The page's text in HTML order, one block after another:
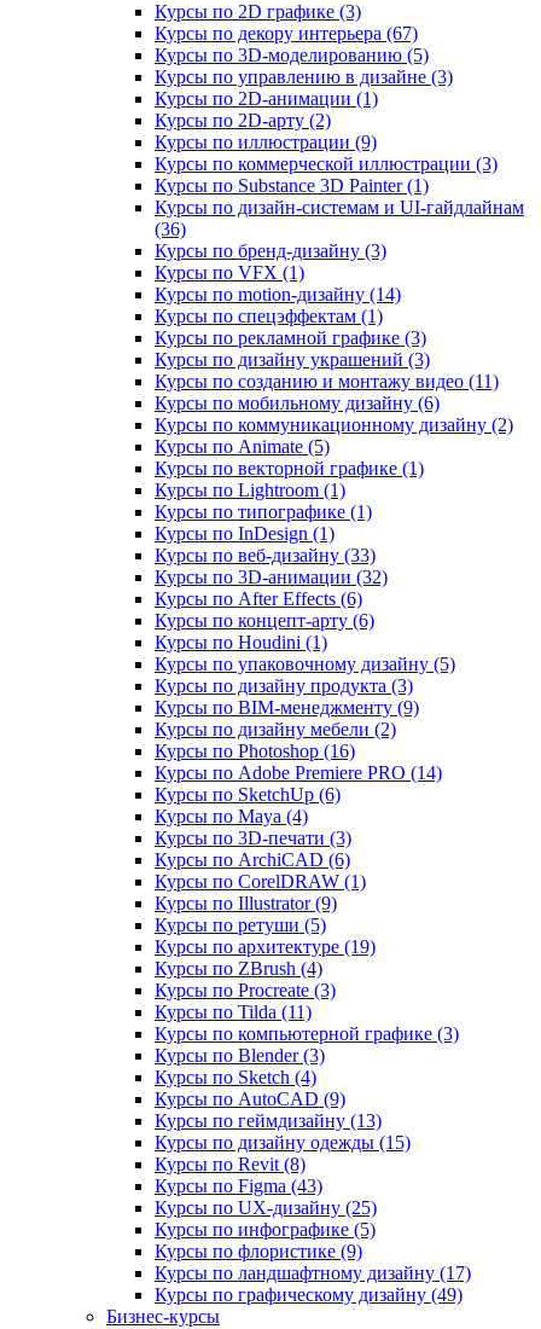
Курсы по 2D графике (3)
Курсы по декору интерьера (67)
Курсы по 3D‑моделированию (5)
Курсы по управлению в дизайне (3)
Курсы по 2D‑анимации (1)
Курсы по 2D‑арту (2)
Курсы по иллюстрации (9)
Курсы по коммерческой иллюстрации (3)
Курсы по Substance 3D Painter (1)
Курсы по дизайн-системам и UI-гайдлайнам
(36)
Курсы по бренд‑дизайну (3)
Курсы по VFX (1)
Курсы по motion-дизайну (14)
Курсы по спецэффектам (1)
Курсы по рекламной графике (3)
Курсы по дизайну украшений (3)
Курсы по созданию и монтажу видео (11)
Курсы по мобильному дизайну (6)
Курсы по коммуникационному дизайну (2)
Курсы по Animate (5)
Курсы по векторной графике (1)
Курсы по Lightroom (1)
Курсы по типографике (1)
Курсы по InDesign (1)
Курсы по веб‑дизайну (33)
Курсы по 3D‑анимации (32)
Курсы по After Effects (6)
Курсы по концепт‑арту (6)
Курсы по Houdini (1)
Курсы по упаковочному дизайну (5)
Курсы по дизайну продукта (3)
Курсы по BIM‑менеджменту (9)
Курсы по дизайну мебели (2)
Курсы по Photoshop (16)
Курсы по Adobe Premiere PRO (14)
Курсы по SketchUp (6)
Курсы по Maya (4)
Курсы по 3D-печати (3)
Курсы по ArchiCAD (6)
Курсы по CorelDRAW (1)
Курсы по Illustrator (9)
Курсы по ретуши (5)
Курсы по архитектуре (19)
Курсы по ZBrush (4)
Курсы по Procreate (3)
Курсы по Tilda (11)
Курсы по компьютерной графике (3)
Курсы по Blender (3)
Курсы по Sketch (4)
Курсы по AutoCAD (9)
Курсы по геймдизайну (13)
Курсы по дизайну одежды (15)
Курсы по Revit (8)
Курсы по Figma (43)
Курсы по UX‑дизайну (25)
Курсы по инфографике (5)
Курсы по флористике (9)
Курсы по ландшафтному дизайну (17)
Курсы по графическому дизайну (49)
Бизнес-курсы